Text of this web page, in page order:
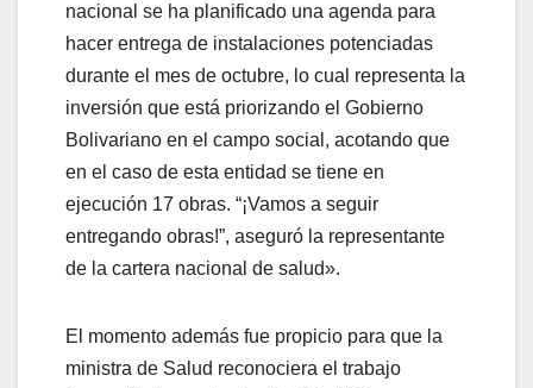
nacional se ha planificado una agenda para
hacer entrega de instalaciones potenciadas
durante el mes de octubre, lo cual representa la
inversión que está priorizando el Gobierno
Bolivariano en el campo social, acotando que
en el caso de esta entidad se tiene en
ejecución 17 obras. “¡Vamos a seguir
entregando obras!”, aseguró la representante
de la cartera nacional de salud».
El momento además fue propicio para que la
ministra de Salud reconociera el trabajo